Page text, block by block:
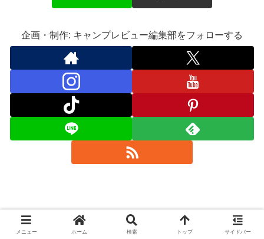
企画・制作: キャンプレビュー編集部をフォローする
メニュー ホーム 検索 トップ サイドバー